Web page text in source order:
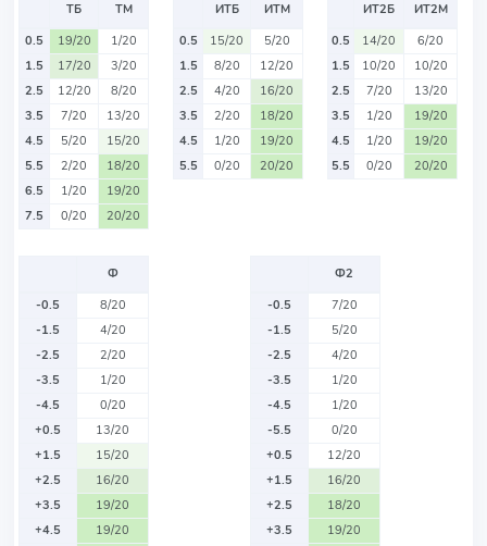
ТБ
ТМ
0.5
19/20
1/20
1.5
17/20
3/20
2.5
12/20
8/20
3.5
7/20
13/20
4.5
5/20
15/20
5.5
2/20
18/20
6.5
1/20
19/20
7.5
0/20 20/20
ИТБ
ИТМ
0.5
15/20
5/20
1.5
8/20
12/20
2.5
4/20
16/20
3.5
2/20
18/20
4.5
1/20
19/20
5.5
0/20 20/20
ИТ2Б
ИТ2М
0.5
14/20
6/20
1.5
10/20
10/20
2.5
7/20
13/20
3.5
1/20
19/20
4.5
1/20
19/20
5.5
0/20 20/20
Ф
-0.5
8/20
-1.5
4/20
-2.5
2/20
-3.5
1/20
-4.5
0/20
+0.5
13/20
+1.5
15/20
+2.5
16/20
+3.5
19/20
+4.5
19/20
Ф2
-0.5
7/20
-1.5
5/20
-2.5
4/20
-3.5
1/20
-4.5
1/20
-5.5
0/20
+0.5
12/20
+1.5
16/20
+2.5
18/20
+3.5
19/20